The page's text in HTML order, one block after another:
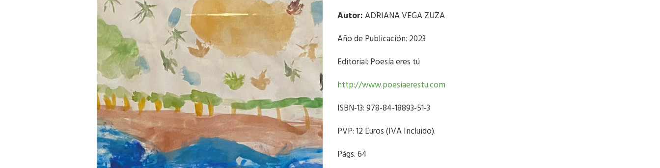
Autor:ADRIANA VEGA ZUZA
Año de Publicación: 2023
Editorial: Poesía eres tú
http://www.poesiaerestu.com
ISBN-13: 978-84-18893-51-3
PVP: 12 Euros (IVA Incluido).
Págs. 64